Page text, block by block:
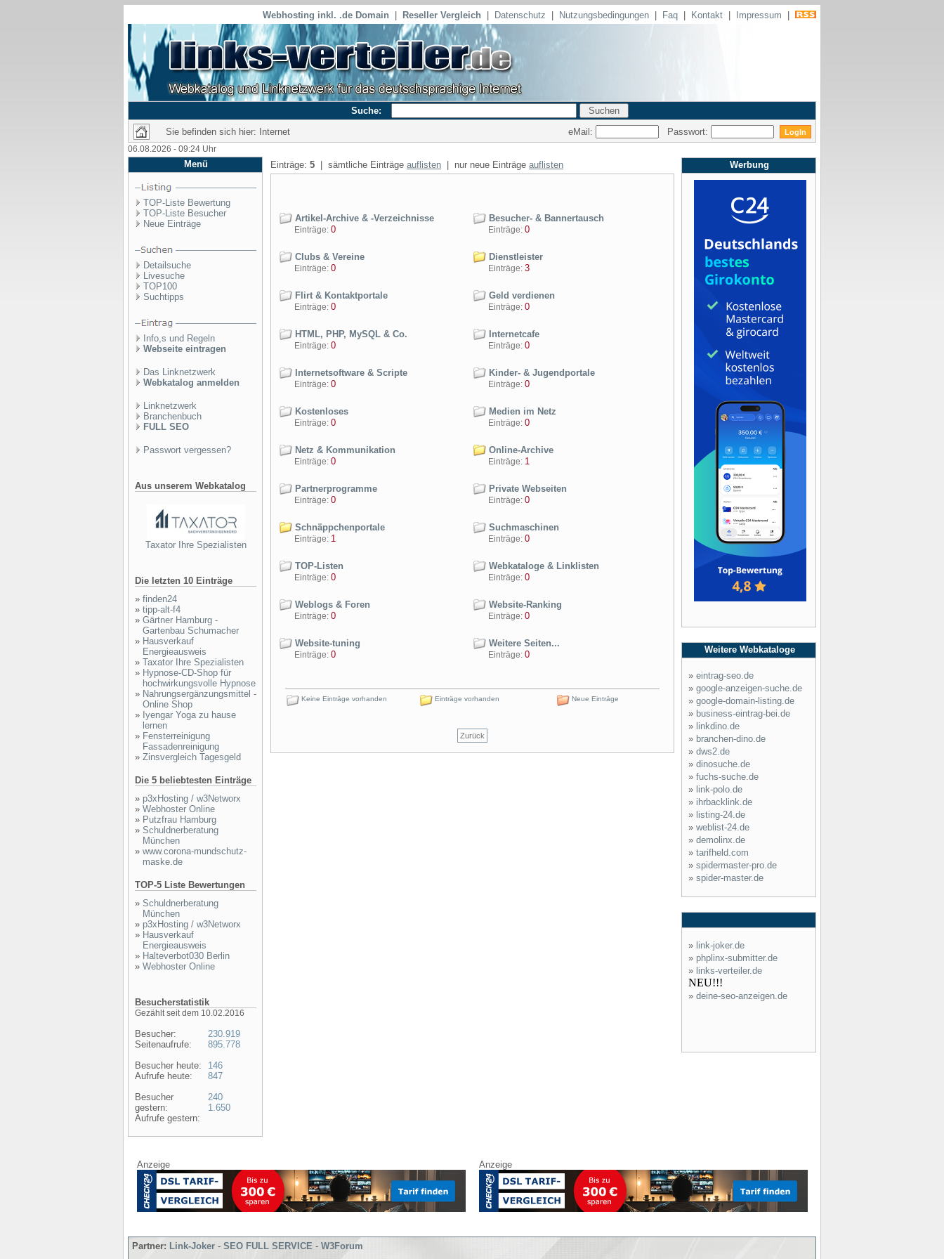
Webhosting inkl. .de Domain Reseller Vergleich Datenschutz Nutzungsbedingungen Faq Kontakt Impressum
Suche:
Sie befinden sich hier: Internet
eMail: Passwort:
06.08.2026 - 09:24 Uhr
Menü
TOP-Liste Bewertung
TOP-Liste Besucher
Neue Einträge
Detailsuche
Livesuche
TOP100
Suchtipps
Info,s und Regeln
Webseite eintragen
Das Linknetzwerk
Webkatalog anmelden
Linknetzwerk
Branchenbuch
FULL SEO
Passwort vergessen?
Aus unserem Webkatalog
Taxator Ihre Spezialisten
Die letzten 10 Einträge
» finden24
» tipp-alt-f4
» Gärtner Hamburg -
Gartenbau Schumacher
» Hausverkauf
Energieausweis
» Taxator Ihre Spezialisten
» Hypnose-CD-Shop für
hochwirkungsvolle Hypnose
» Nahrungsergänzungsmittel -
Online Shop
» Iyengar Yoga zu hause
lernen
» Fensterreinigung
Fassadenreinigung
» Zinsvergleich Tagesgeld
Die 5 beliebtesten Einträge
» p3xHosting / w3Networx
» Webhoster Online
» Putzfrau Hamburg
» Schuldnerberatung
München
» www.corona-mundschutz-
maske.de
TOP-5 Liste Bewertungen
» Schuldnerberatung
München
» p3xHosting / w3Networx
» Hausverkauf
Energieausweis
» Halteverbot030 Berlin
» Webhoster Online
Besucherstatistik
Gezählt seit dem 10.02.2016
Besucher:
Seitenaufrufe:
Besucher heute:
Aufrufe heute:
Besucher
gestern:
Aufrufe gestern:
230.919
895.778
146
847
240
1.650
Einträge: 5 | sämtliche Einträge auflisten | nur neue Einträge auflisten
Artikel-Archive & -Verzeichnisse
Einträge: 0
Besucher- & Bannertausch
Einträge: 0
Clubs & Vereine
Einträge: 0
Dienstleister
Einträge: 3
Flirt & Kontaktportale
Einträge: 0
Geld verdienen
Einträge: 0
HTML, PHP, MySQL & Co.
Einträge: 0
Internetcafe
Einträge: 0
Internetsoftware & Scripte
Einträge: 0
Kinder- & Jugendportale
Einträge: 0
Kostenloses
Einträge: 0
Medien im Netz
Einträge: 0
Netz & Kommunikation
Einträge: 0
Online-Archive
Einträge: 1
Partnerprogramme
Einträge: 0
Private Webseiten
Einträge: 0
Schnäppchenportale
Einträge: 1
Suchmaschinen
Einträge: 0
TOP-Listen
Einträge: 0
Webkataloge & Linklisten
Einträge: 0
Weblogs & Foren
Einträge: 0
Website-Ranking
Einträge: 0
Website-tuning
Einträge: 0
Weitere Seiten...
Einträge: 0
Keine Einträge vorhanden Einträge vorhanden Neue Einträge
Zurück
Werbung
Weitere Webkataloge
» eintrag-seo.de
» google-anzeigen-suche.de
» google-domain-listing.de
» business-eintrag-bei.de
» linkdino.de
» branchen-dino.de
» dws2.de
» dinosuche.de
» fuchs-suche.de
» link-polo.de
» ihrbacklink.de
» listing-24.de
» weblist-24.de
» demolinx.de
» tarifheld.com
» spidermaster-pro.de
» spider-master.de
» link-joker.de
» phplinx-submitter.de
» links-verteiler.de
NEU!!!
» deine-seo-anzeigen.de
Anzeige Anzeige
Partner: Link-Joker - SEO FULL SERVICE - W3Forum